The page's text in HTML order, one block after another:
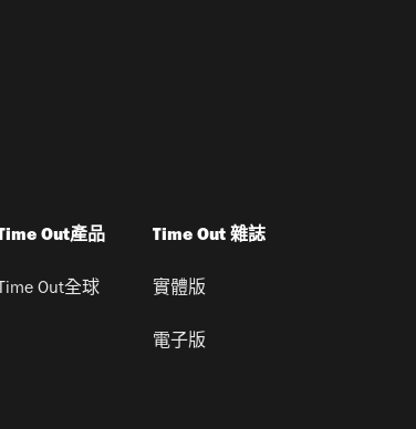
Out產品
Time Out全球
Time Out 雜誌
實體版
電子版